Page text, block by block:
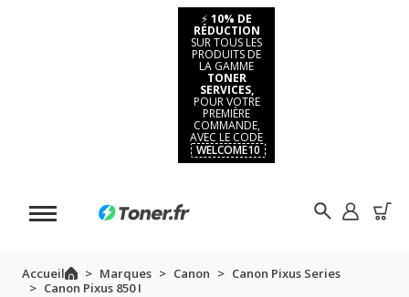
⚡ 10% DE
RÉDUCTION
SUR TOUS LES
PRODUITS DE
LA GAMME
TONER
SERVICES,
POUR VOTRE
PREMIÈRE
COMMANDE,
AVEC LE CODE
WELCOME10
Accueil Marques Canon
Canon Pixus Series
Canon Pixus 850 I